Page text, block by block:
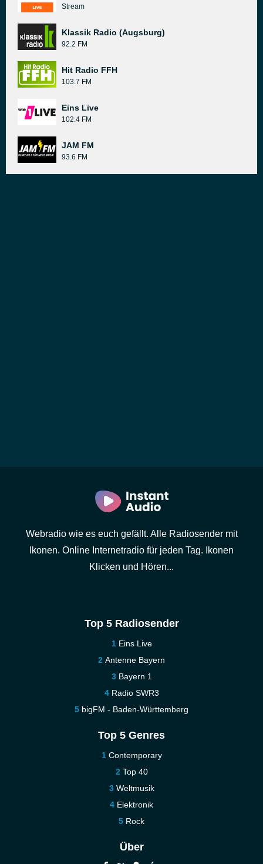
Stream
Klassik Radio (Augsburg)
92.2 FM
Hit Radio FFH
103.7 FM
Eins Live
102.4 FM
JAM FM
93.6 FM
Webradio wie es euch gefällt. Alle Radiosender mit
Ikonen. Online Internetradio für jeden Tag. Ikonen
Klicken und Hören...
Top 5 Radiosender
Eins Live
Antenne Bayern
Bayern 1
Radio SWR3
bigFM - Baden-Württemberg
Top 5 Genres
Contemporary
Top 40
Weltmusik
Elektronik
Rock
Über